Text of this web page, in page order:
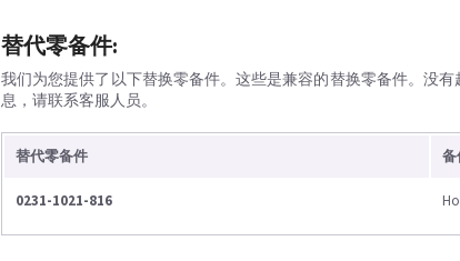
替代零备件:
我们为您提供了以下替换零备件。这些是兼容的替换零备件。没
息，请联系客服人员。
替代零备件 备
0231-1021-816